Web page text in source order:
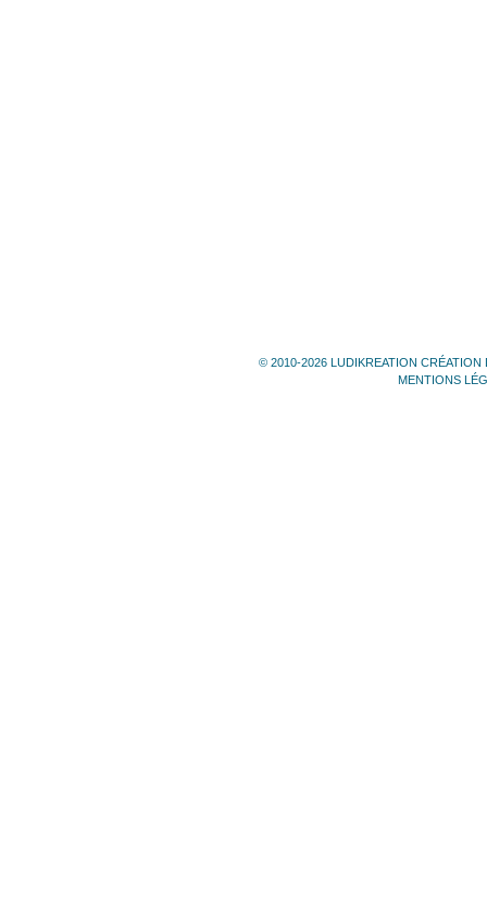
© 2010-2026 LUDIKREATION CRÉATION
MENTIONS